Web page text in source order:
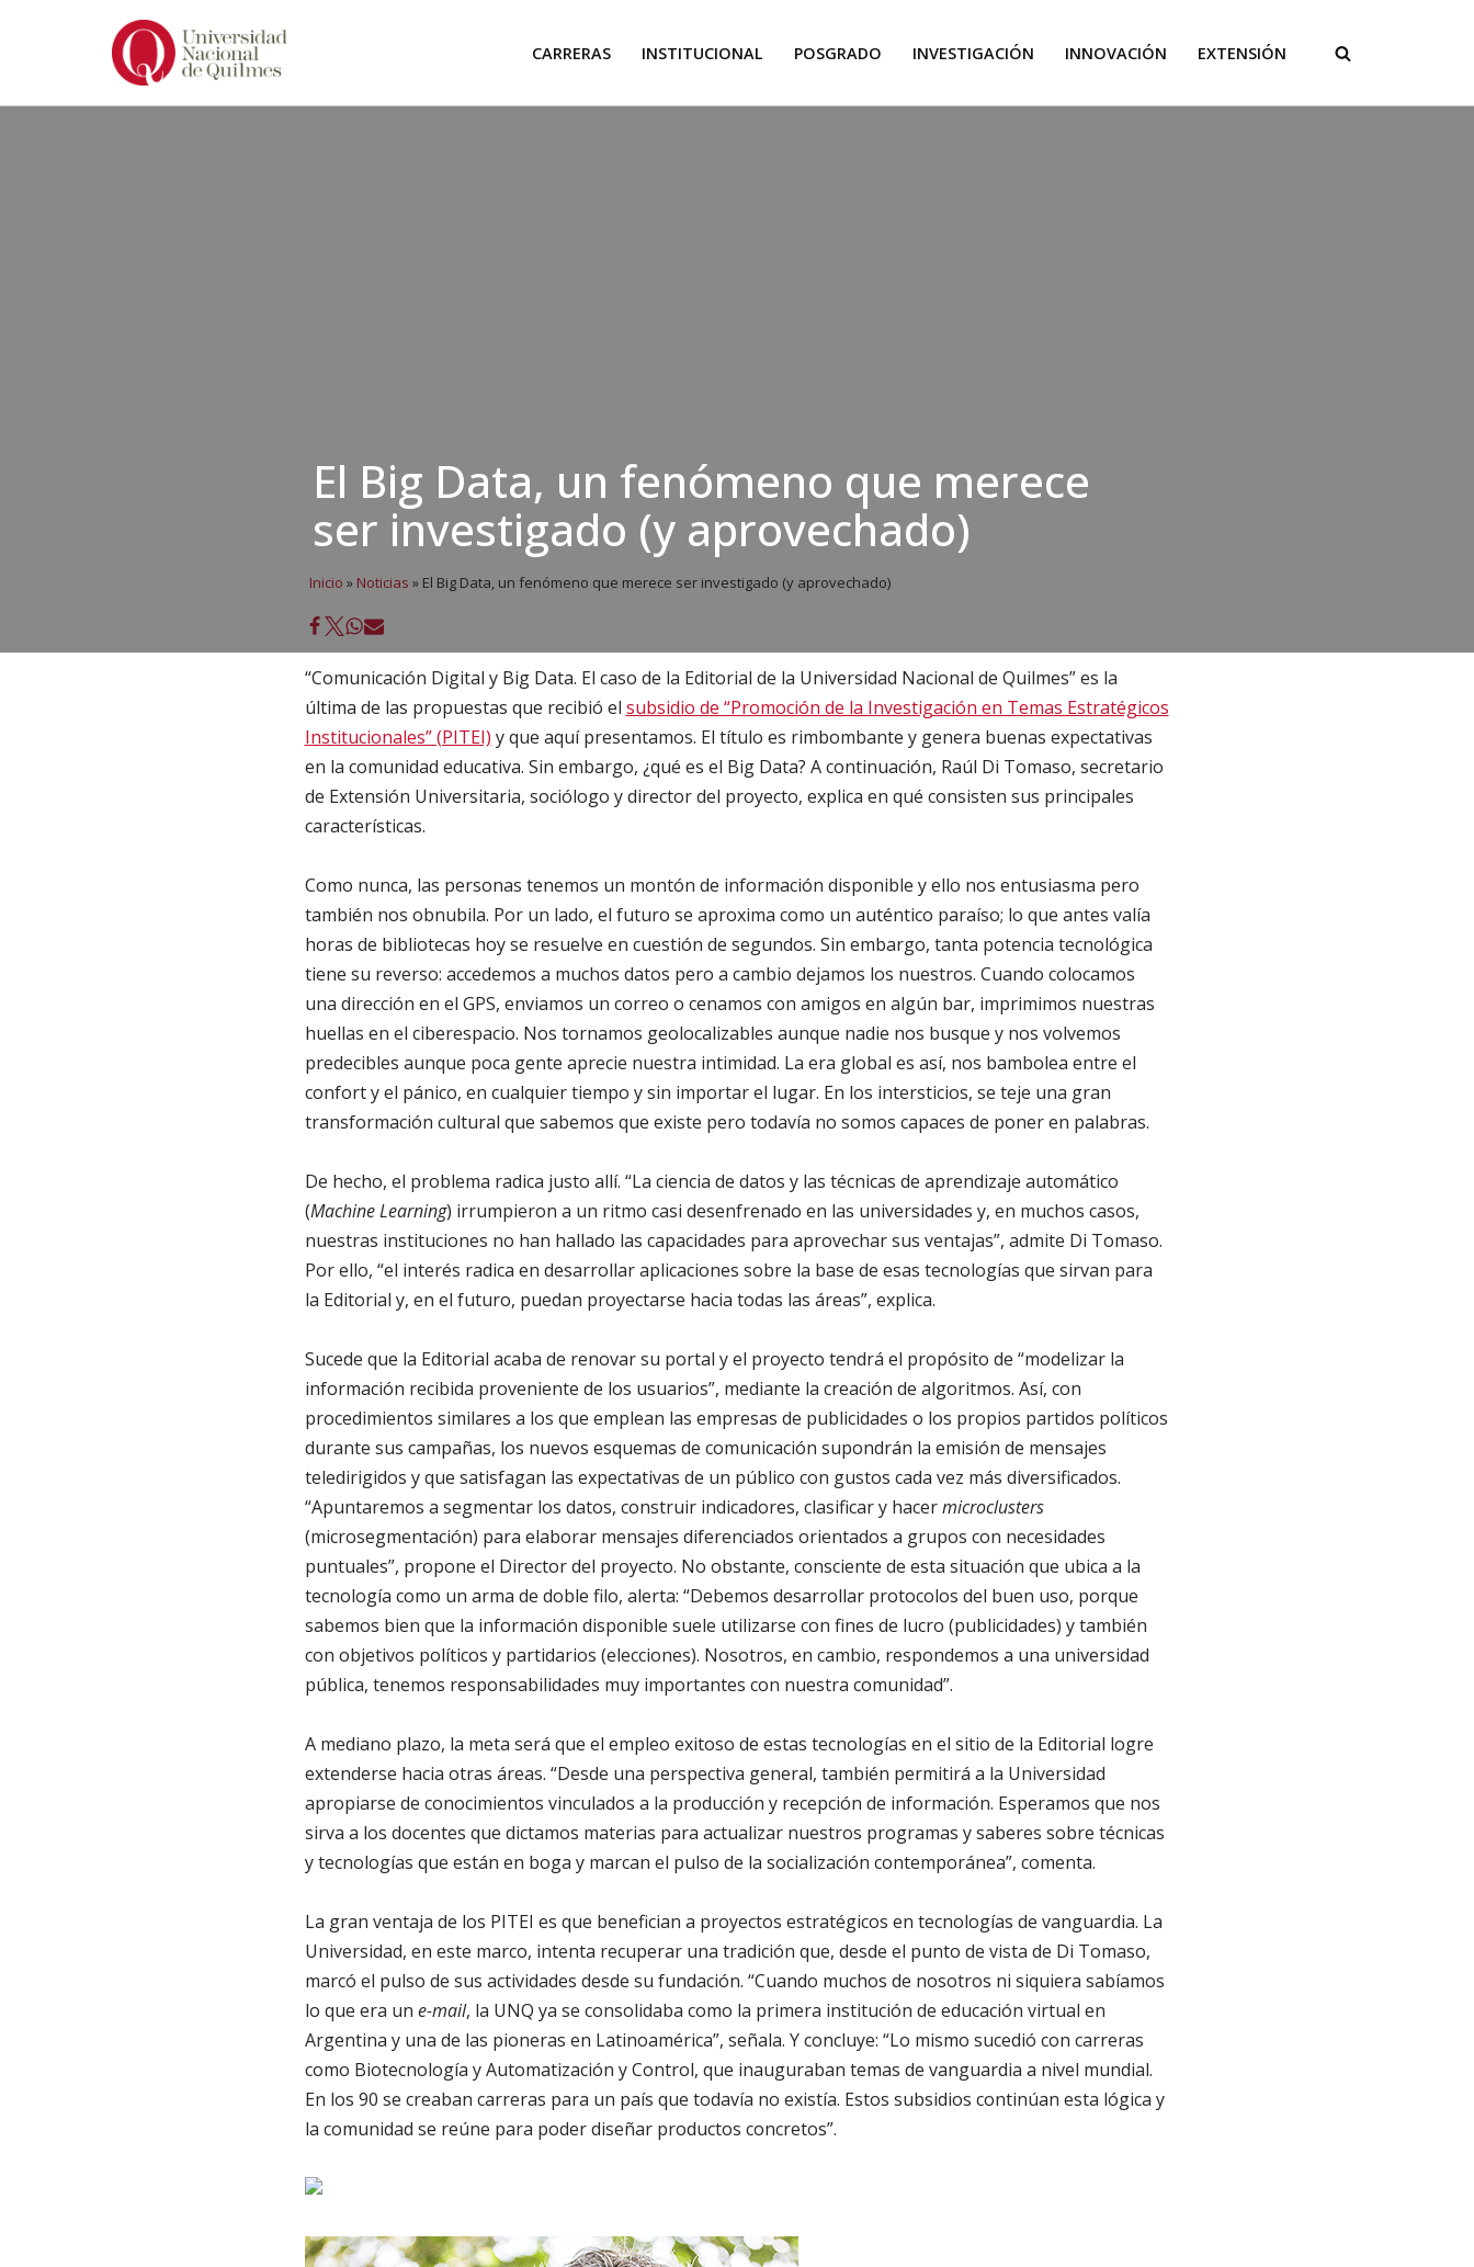
CARRERAS INSTITUCIONAL POSGRADO INVESTIGACIÓN INNOVACIÓN EXTENSIÓN
El Big Data, un fenómeno que merece
ser investigado (y aprovechado)
Inicio » Noticias » El Big Data, un fenómeno que merece ser investigado (y aprovechado)
“Comunicación Digital y Big Data. El caso de la Editorial de la Universidad Nacional de Quilmes” es la
última de las propuestas que recibió el subsidio de “Promoción de la Investigación en Temas Estratégicos
Institucionales” (PITEI) y que aquí presentamos. El título es rimbombante y genera buenas expectativas
en la comunidad educativa. Sin embargo, ¿qué es el Big Data? A continuación, Raúl Di Tomaso, secretario
de Extensión Universitaria, sociólogo y director del proyecto, explica en qué consisten sus principales
características.
Como nunca, las personas tenemos un montón de información disponible y ello nos entusiasma pero
también nos obnubila. Por un lado, el futuro se aproxima como un auténtico paraíso; lo que antes valía
horas de bibliotecas hoy se resuelve en cuestión de segundos. Sin embargo, tanta potencia tecnológica
tiene su reverso: accedemos a muchos datos pero a cambio dejamos los nuestros. Cuando colocamos
una dirección en el GPS, enviamos un correo o cenamos con amigos en algún bar, imprimimos nuestras
huellas en el ciberespacio. Nos tornamos geolocalizables aunque nadie nos busque y nos volvemos
predecibles aunque poca gente aprecie nuestra intimidad. La era global es así, nos bambolea entre el
confort y el pánico, en cualquier tiempo y sin importar el lugar. En los intersticios, se teje una gran
transformación cultural que sabemos que existe pero todavía no somos capaces de poner en palabras.
De hecho, el problema radica justo allí. “La ciencia de datos y las técnicas de aprendizaje automático
(Machine Learning) irrumpieron a un ritmo casi desenfrenado en las universidades y, en muchos casos,
nuestras instituciones no han hallado las capacidades para aprovechar sus ventajas”, admite Di Tomaso.
Por ello, “el interés radica en desarrollar aplicaciones sobre la base de esas tecnologías que sirvan para
la Editorial y, en el futuro, puedan proyectarse hacia todas las áreas”, explica.
Sucede que la Editorial acaba de renovar su portal y el proyecto tendrá el propósito de “modelizar la
información recibida proveniente de los usuarios”, mediante la creación de algoritmos. Así, con
procedimientos similares a los que emplean las empresas de publicidades o los propios partidos políticos
durante sus campañas, los nuevos esquemas de comunicación supondrán la emisión de mensajes
teledirigidos y que satisfagan las expectativas de un público con gustos cada vez más diversificados.
“Apuntaremos a segmentar los datos, construir indicadores, clasificar y hacermicroclusters
(microsegmentación) para elaborar mensajes diferenciados orientados a grupos con necesidades
puntuales”, propone el Director del proyecto. No obstante, consciente de esta situación que ubica a la
tecnología como un arma de doble filo, alerta: “Debemos desarrollar protocolos del buen uso, porque
sabemos bien que la información disponible suele utilizarse con fines de lucro (publicidades) y también
con objetivos políticos y partidarios (elecciones). Nosotros, en cambio, respondemos a una universidad
pública, tenemos responsabilidades muy importantes con nuestra comunidad”.
A mediano plazo, la meta será que el empleo exitoso de estas tecnologías en el sitio de la Editorial logre
extenderse hacia otras áreas. “Desde una perspectiva general, también permitirá a la Universidad
apropiarse de conocimientos vinculados a la producción y recepción de información. Esperamos que nos
sirva a los docentes que dictamos materias para actualizar nuestros programas y saberes sobre técnicas
y tecnologías que están en boga y marcan el pulso de la socialización contemporánea”, comenta.
La gran ventaja de los PITEI es que benefician a proyectos estratégicos en tecnologías de vanguardia. La
Universidad, en este marco, intenta recuperar una tradición que, desde el punto de vista de Di Tomaso,
marcó el pulso de sus actividades desde su fundación. “Cuando muchos de nosotros ni siquiera sabíamos
lo que era un e-mail, la UNQ ya se consolidaba como la primera institución de educación virtual en
Argentina y una de las pioneras en Latinoamérica”, señala. Y concluye: “Lo mismo sucedió con carreras
como Biotecnología y Automatización y Control, que inauguraban temas de vanguardia a nivel mundial.
En los 90 se creaban carreras para un país que todavía no existía. Estos subsidios continúan esta lógica y
la comunidad se reúne para poder diseñar productos concretos”.